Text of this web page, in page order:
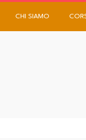
CHI SIAMO